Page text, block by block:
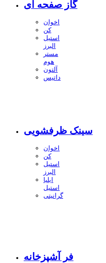
گاز صفحه ای
اخوان
کن
استیل
البرز
مستر
هوم
آلتون
داتیس
سینک ظرفشویی
اخوان
کن
استیل
البرز
ایلیا
استیل
گرانیتی
فر آشپزخانه